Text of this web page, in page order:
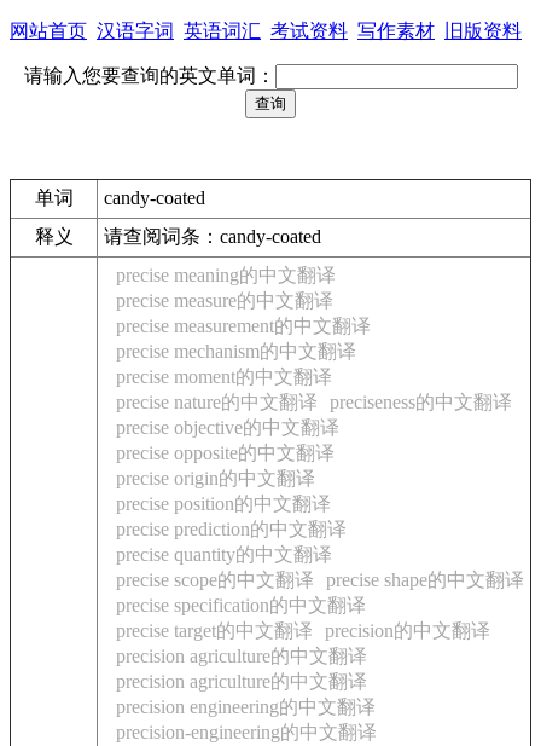
网站首页 汉语字词 英语词汇 考试资料 写作素材 旧版资料
请输入您要查询的英文单词：
单词
candy-coated
释义
请查阅词条：candy-coated
precise meaning的中文翻译
precise measure的中文翻译
precise measurement的中文翻译
precise mechanism的中文翻译
precise moment的中文翻译
precise nature的中文翻译
preciseness的中文翻译
precise objective的中文翻译
precise opposite的中文翻译
precise origin的中文翻译
precise position的中文翻译
precise prediction的中文翻译
precise quantity的中文翻译
precise scope的中文翻译
precise shape的中文翻译
precise specification的中文翻译
precise target的中文翻译
precision的中文翻译
precision agriculture的中文翻译
precision agriculture的中文翻译
precision engineering的中文翻译
precision-engineering的中文翻译